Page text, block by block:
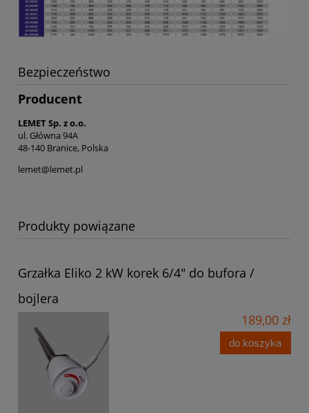
Bezpieczeństwo
Producent
LEMET Sp. z o.o.
ul. Główna 94A
48-140 Branice, Polska
lemet@lemet.pl
Produkty powiązane
Grzałka Eliko 2 kW korek 6/4" do bufora /
bojlera
189,00 zł
do koszyka